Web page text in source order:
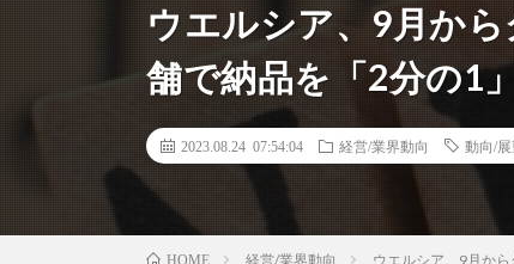
ウエルシア、9月か
舗で納品を「2分の1
2023.08.24 07:54:04 経営/業界動向 動向/展
HOME 経営/業界動向 ウエルシア、9月か